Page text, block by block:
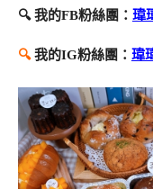
🔍 我的FB粉絲團： 瑋
🔍我的IG粉絲團： 瑋